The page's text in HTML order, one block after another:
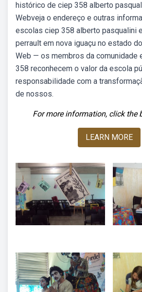
histórico de ciep 358 alberto
Webveja o endereço e outras
escolas ciep 358 alberto pasqualini
perrault em nova iguaçu no estado
Web — os membros da comunidade
358 reconhecem o valor da escola
responsabilidade com a
de nossos.
For more information, click the
LEARN MORE